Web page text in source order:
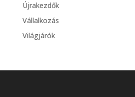
Újrakezdők
Vállalkozás
Világjárók